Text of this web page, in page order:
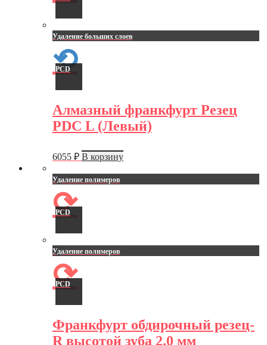
Удаление больших слоев
⟲
PCD
Алмазный франкфурт Резец
PDC L (Левый)
6055 ₽ В корзину
Удаление полимеров
⟳
PCD
Удаление полимеров
⟳
PCD
Франкфурт обдирочный резец-
R высотой зуба 2.0 мм